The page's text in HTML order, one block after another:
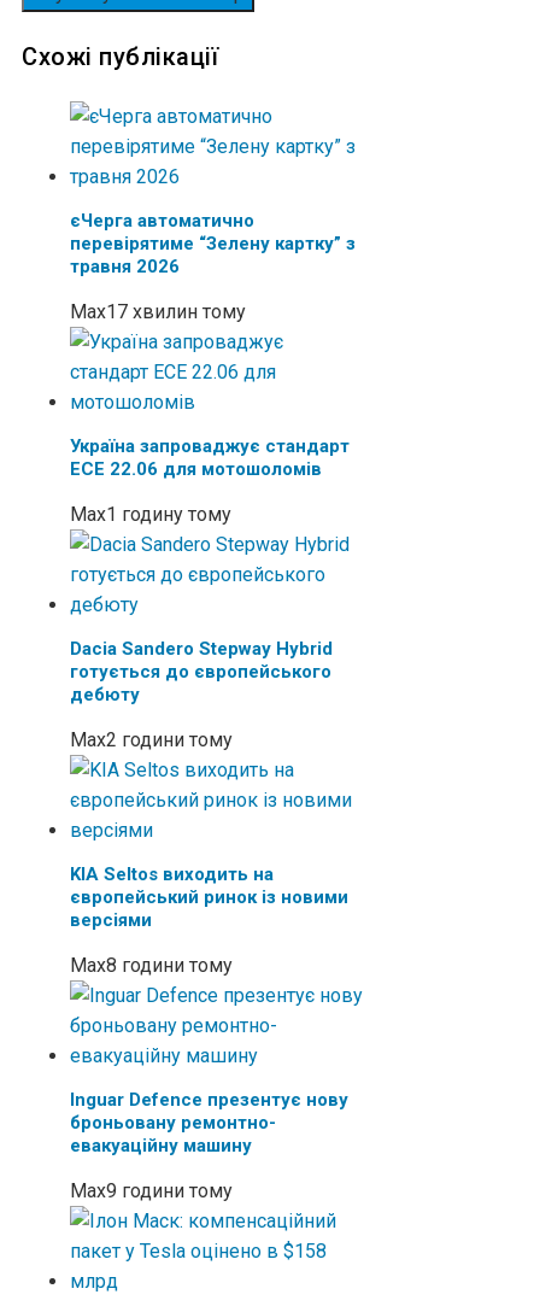
Схожі публікації
єЧерга автоматично
перевірятиме “Зелену картку” з
травня 2026
Max17 хвилин тому
Україна запроваджує стандарт
ECE 22.06 для мотошоломів
Max1 годину тому
Dacia Sandero Stepway Hybrid
готується до європейського
дебюту
Max2 години тому
KIA Seltos виходить на
європейський ринок із новими
версіями
Max8 години тому
Inguar Defence презентує нову
броньовану ремонтно-
евакуаційну машину
Max9 години тому